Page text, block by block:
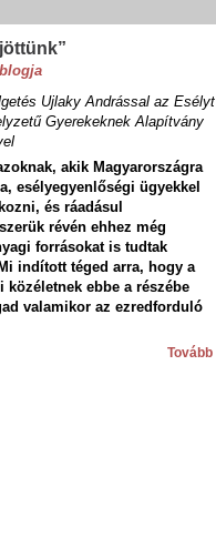
Ujlaky Andrással az Esélyt
Gyerekeknek Alapítvány
akik Magyarországra
esélyegyenlőségi ügyekkel
és ráadásul
révén ehhez még
forrásokat is tudtak
indított téged arra, hogy a
közéletnek ebbe a részébe
valamikor az ezredforduló
Tovább